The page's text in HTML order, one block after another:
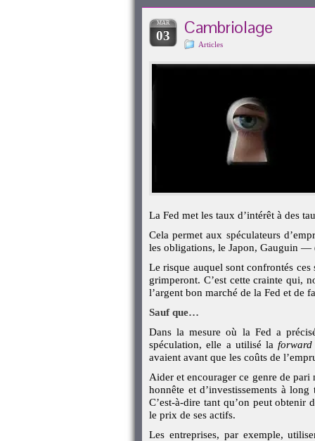
MAR
03 Cambriolage
Articles
La Fed met les taux d’intérêt à des
Cela permet aux spéculateurs
les obligations, le Japon, Gauguin —
Le risque auquel sont confrontés ces
grimperont. C’est cette crainte qui,
l’argent bon marché de la Fed et de
Sauf que…
Dans la mesure où la Fed a
spéculation, elle a utilisé la
avaient avant que les coûts de
Aider et encourager ce genre de
honnête et d’investissements à
C’est-à-dire tant qu’on peut obtenir
le prix de ses actifs.
Les entreprises, par exemple,